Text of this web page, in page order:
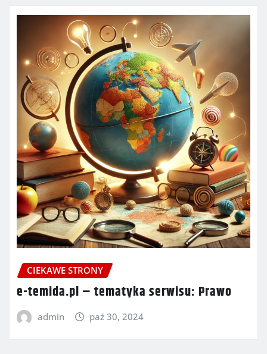
CIEKAWE STRONY
e-temida.pl – tematyka serwisu: Prawo
admin paź 30, 2024